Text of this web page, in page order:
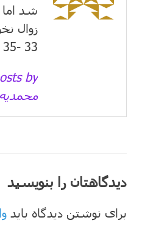
شد
زوال
33 -35
دیدگاهتان را بنویسید
برای نوشتن دیدگاه باید